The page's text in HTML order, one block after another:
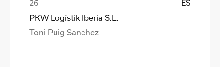
ES
PKW Logístik Iberia S.L.
Toni Puig Sanchez